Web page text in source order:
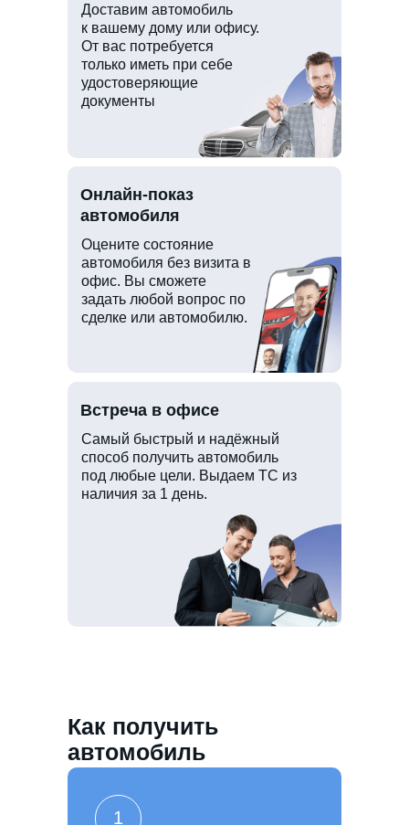
Доставим автомобиль
к вашему дому или офису.
От вас потребуется
только иметь при себе
удостоверяющие
документы
Оцените состояние
автомобиля без визита в
офис. Вы сможете
задать любой вопрос по
сделке или автомобилю.
Самый быстрый и надёжный
способ получить автомобиль
под любые цели. Выдаем ТС из
наличия за 1 день.
Онлайн-показ
автомобиля
Встреча в офисе
Как получить
автомобиль
1